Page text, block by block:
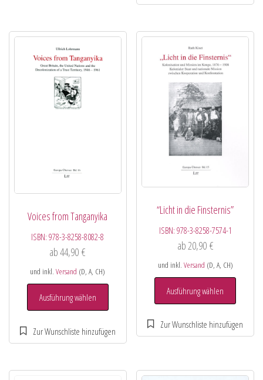
Voices from Tanganyika
ISBN:978-3-8258-8082-8
ab44,90€
und inkl.Versand (D, A, CH)
Ausführung wählen
“Licht in die Finsternis”
ISBN: 978-3-8258-7574-1
ab 20,90 €
und inkl. Versand (D, A, CH)
Ausführung wählen